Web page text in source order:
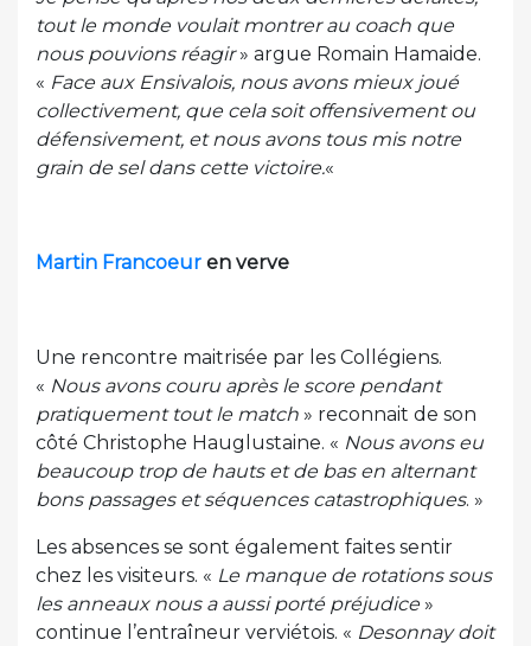
tout le monde voulait montrer au coach que
nous pouvions réagir» argue Romain Hamaide.
« Face aux Ensivalois, nous avons mieux joué
collectivement, que cela soit offensivement ou
défensivement, et nous avons tous mis notre
grain de sel dans cette victoire.«
Martin Francoeur en verve
Une rencontre maitrisée par les Collégiens.
« Nous avons couru après le score pendant
pratiquement tout le match » reconnait de son
côté Christophe Hauglustaine. « Nous avons eu
beaucoup trop de hauts et de bas en alternant
bons passages et séquences catastrophiques. »
Les absences se sont également faites sentir
chez les visiteurs. « Le manque de rotations sous
les anneaux nous a aussi porté préjudice»
continue l’entraîneur verviétois. « Desonnay doit